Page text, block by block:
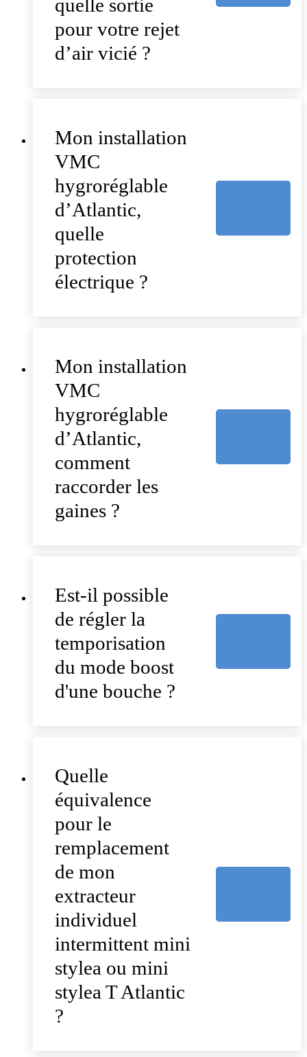
quelle sortie
pour votre rejet
d’air vicié ?
Mon installation
VMC
hygroréglable
d’Atlantic,
quelle
protection
électrique ?
Mon installation
VMC
hygroréglable
d’Atlantic,
comment
raccorder les
gaines ?
Est-il possible
de régler la
temporisation
du mode boost
d'une bouche ?
Quelle
équivalence
pour le
remplacement
de mon
extracteur
individuel
intermittent mini
stylea ou mini
stylea T Atlantic
?